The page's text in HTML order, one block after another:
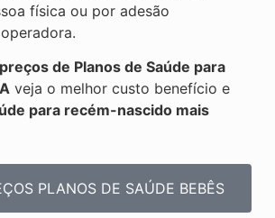
física ou por adesão
de Planos de Saúde para
veja o melhor custo benefício e
para recém-nascido mais
PLANOS DE SAÚDE BEBÊS